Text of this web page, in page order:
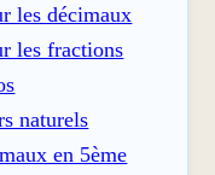
les décimaux
les fractions
naturels
en 5ème